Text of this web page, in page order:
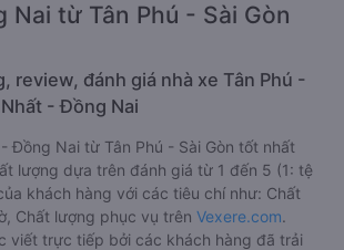
Nai từ Tân Phú - Sài Gòn
review, đánh giá nhà xe Tân Phú -
- Đồng Nai
Đồng Nai từ Tân Phú - Sài Gòn tốt nhất
lượng dựa trên đánh giá từ 1 đến 5 (1: tệ
khách hàng với các tiêu chí như: Chất
Chất lượng phục vụ trên Vexere.com.
viết trực tiếp bởi các khách hàng đã trải